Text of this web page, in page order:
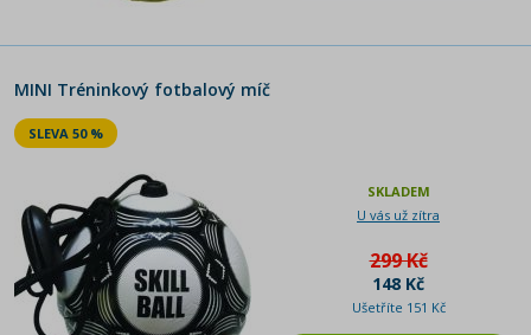
MINI Tréninkový fotbalový míč
SLEVA 50 %
SKLADEM
U vás už zítra
299 Kč
148 Kč
Ušetříte 151 Kč